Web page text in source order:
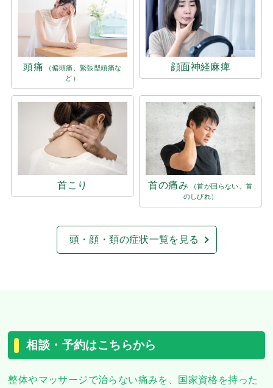
頭痛
（偏頭痛、緊張型頭痛な
ど）
顔面神経麻痺
首こり 首の痛み
（首が回らない、首
のしびれ）
頭・顔・頚の症状一覧を見る
相談・予約はこちらから
整体やマッサージで治らない痛みを、
国家資格を持った